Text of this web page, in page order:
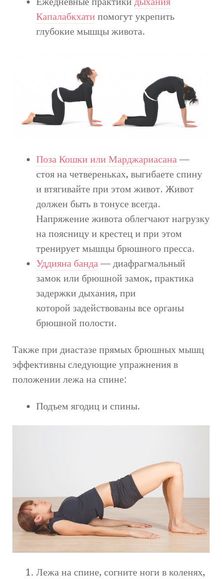
Капалабкхати помогут укрепить
глубокие мышцы живота.
Поза Кошки или Марджариасана —
стоя на четвереньках, выгибаете спину
и втягивайте при этом живот. Живот
должен быть в тонусе всегда.
Напряжение живота облегчают нагрузку
на поясницу и крестец и при этом
тренирует мышцы брюшного пресса.
Уддияна банда — диафрагмальный
замок или брюшной замок, практика
задержки дыхания, при
которой задействованы все органы
брюшной полости.
Также при диастазе прямых брюшных мышц
эффективны следующие упражнения в
положении лежа на спине:
Подъем ягодиц и спины.
Лежа на спине, согните ноги в коленях,